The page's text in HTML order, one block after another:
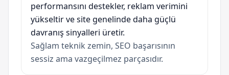
performansını destekler, reklam verimini
yükseltir ve site genelinde daha güçlü
davranış sinyalleri üretir.
Sağlam teknik zemin, SEO başarısının
sessiz ama vazgeçilmez parçasıdır.